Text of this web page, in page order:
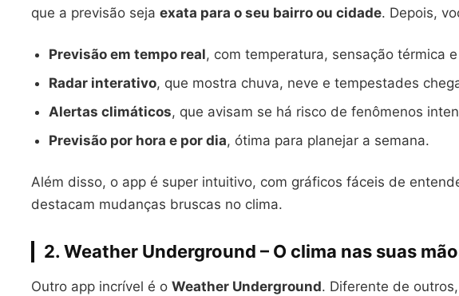
que a previsão seja exata para o seu bairro ou cidade. Depois,
Previsão em tempo real, com temperatura, sensação térmica
Radar interativo, que mostra chuva, neve e tempestades
Alertas climáticos, que avisam se há risco de fenômenos
Previsão por hora e por dia, ótima para planejar a semana.
Além disso, o app é super intuitivo, com gráficos fáceis de
destacam mudanças bruscas no clima.
2. Weather Underground – O clima nas suas
Outro app incrível é o Weather Underground. Diferente de